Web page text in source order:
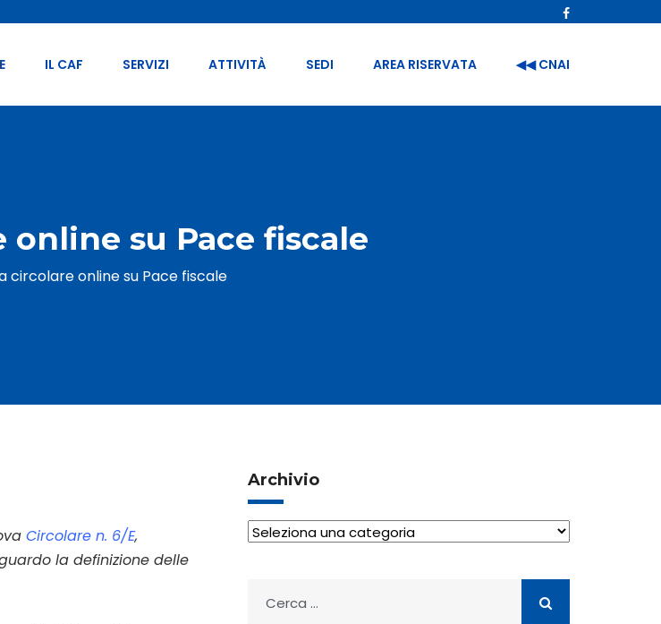
IL CAF SERVIZI ATTIVITÀ SEDI AREA RISERVATA ◀︎◀︎ CNAI
online su Pace fiscale
circolare online su Pace fiscale
Circolare n. 6/E,
la definizione delle
Archivio
Archivio
per: